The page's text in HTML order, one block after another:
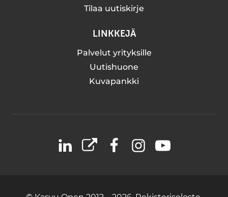
Tilaa uutiskirje
LINKKEJÄ
Palvelut yrityksille
Uutishuone
Kuvapankki
LinkedIn
X FacebookInstagramYouTube